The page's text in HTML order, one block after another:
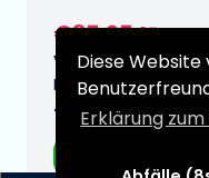
Diese
Erklärung
€35,95
N/A
Typ: